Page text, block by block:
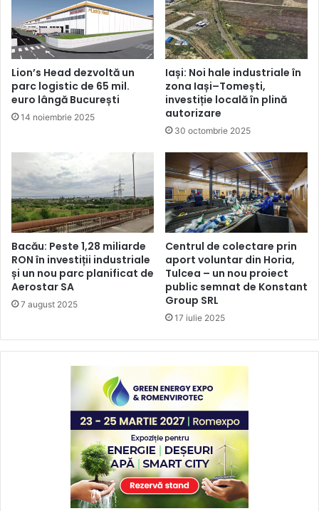
Lion’s Head dezvoltă un
parc logistic de 65 mil.
euro lângă București
14 noiembrie 2025
Iași: Noi hale industriale în
zona Iași–Tomești,
investiție locală în plină
autorizare
30 octombrie 2025
Bacău: Peste 1,28 miliarde
RON în investiții industriale
și un nou parc planificat de
Aerostar SA
7 august 2025
Centrul de colectare prin
aport voluntar din Horia,
Tulcea – un nou proiect
public semnat de Konstant
Group SRL
17 iulie 2025